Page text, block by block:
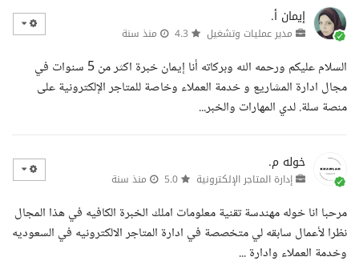
إيمان أ.
مدير عمليات وتشغيل منذ سنة
السلام عليكم ورحمه الله وبركاته أنا إيمان خبرة اكثر من 5 سنوات في
مجال ادارة المشاريع و خدمة العملاء وخاصة للمتاجر الإلكترونية على
منصة سلة. لدي المهارات والخبر...
خوله م.
إدارة المتاجر الإلكترونية منذ سنة
مرحبا انا خوله مهندسة تقنية معلومات املك الخبرة الكافيه في هذا المجال
نظرا لأعمال سابقه لي متخصصة في ادارة المتاجر الالكترونيه في السعوديه
وخدمة العملاء وادارة ...